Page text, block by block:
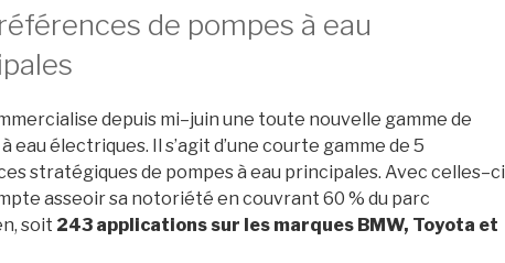
de pompes à eau
depuis mi–juin une toute nouvelle gamme de
eau électriques. Il s’agit d’une courte gamme de 5
stratégiques de pompesà eau principales. Avec celles–ci
asseoir sa notoriété en couvrant 60 % du parc
soit 243 applications sur les marques BMW, Toyota et